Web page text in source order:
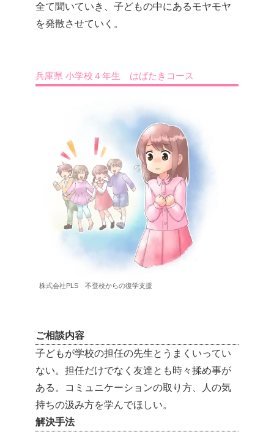
全て聞いていき、子どもの中にあるモヤモヤ
を発散させていく。
兵庫県 小学校４年生 はばたきコース
株式会社PLS 不登校からの復学支援
ご相談内容
子どもが学校の担任の先生とうまくいってい
ない。担任だけでなく友達とも時々揉め事が
ある。コミュニケーションの取り方、人の気
持ちの汲み方を学んでほしい。
解決手法